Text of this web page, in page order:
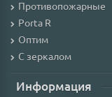
Противопожарные
Porta R
Оптим
С зеркалом
Информация